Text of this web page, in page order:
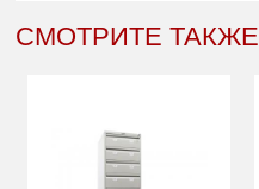
СМОТРИТЕ ТАКЖЕ